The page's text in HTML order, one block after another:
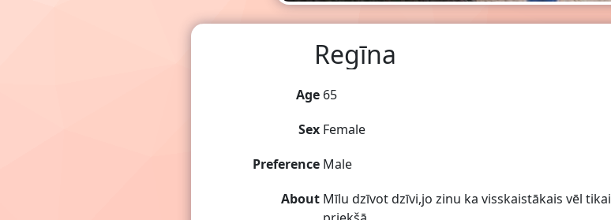
Regīna
Age 65
Sex Female
Preference Male
About Mīlu dzīvot dzīvi,jo zinu ka visskaistākais vēl tikai